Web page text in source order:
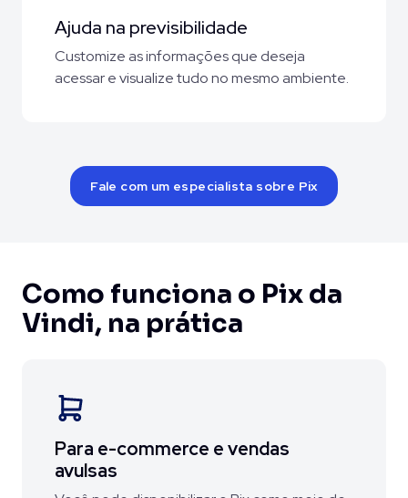
Ajuda na previsibilidade
Customize as informações que deseja
acessar e visualize tudo no mesmo ambiente.
Fale com um especialista sobre Pix
Como funciona o Pix da
Vindi, na prática
Para e-commerce evendas
avulsas